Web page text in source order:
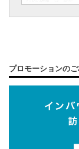
プロモーションの